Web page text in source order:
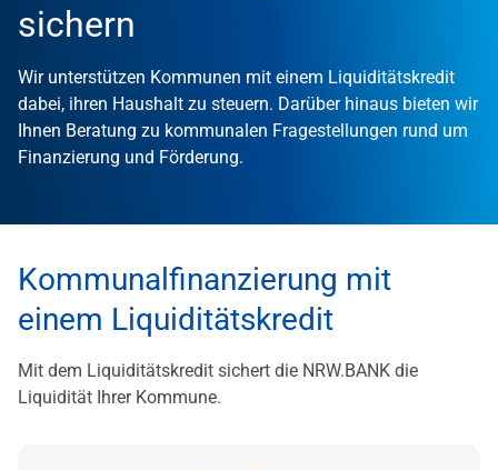
sichern
Wir unterstützen Kommunen mit einem Liquiditätskredit
dabei, ihren Haushalt zu steuern. Darüber hinaus bieten wir
Ihnen Beratung zu kommunalen Fragestellungen rund um
Finanzierung und Förderung.
Kommunalfinanzierung mit
einem Liquiditätskredit
Mit dem Liquiditätskredit sichert die NRW.BANK die
Liquidität Ihrer Kommune.